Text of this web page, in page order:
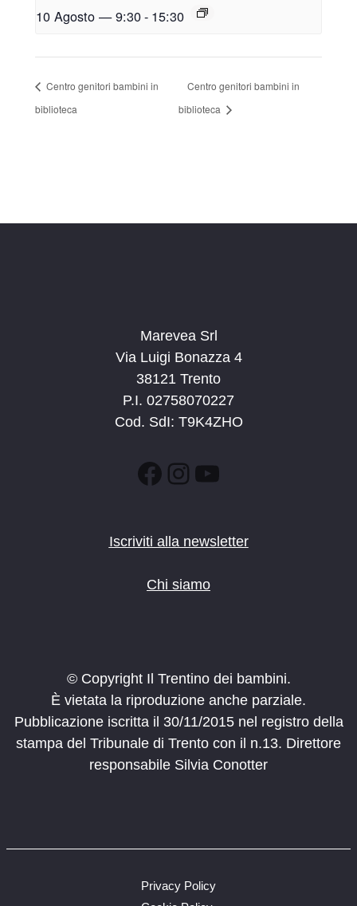
10 Agosto — 9:30- 15:30
Centro genitori bambini in
biblioteca
Centro genitori bambini in
biblioteca
Marevea Srl
Via Luigi Bonazza 4
38121 Trento
P.I. 02758070227
Cod. SdI: T9K4ZHO
Facebook
Instagram
YouTube
Iscriviti alla newsletter
Chi siamo
© Copyright Il Trentino dei bambini.
È vietata la riproduzione anche parziale.
Pubblicazione iscritta il 30/11/2015 nel registro della
stampa del Tribunale di Trento con il n.13. Direttore
responsabile Silvia Conotter
Privacy Policy